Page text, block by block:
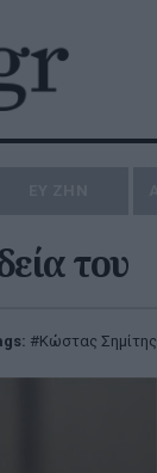
του
Κώστας Σημίτης